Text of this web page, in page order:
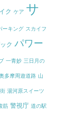
ク ケア サ
ーキング スカイフ
ク パワー
一青妙 三日月の
多摩周遊道路 山
湯河原スイーツ
筋 警視庁 道の駅